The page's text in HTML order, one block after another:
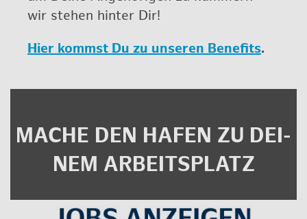
wir ste­hen hin­ter Dir!
Hier kommst Du zu un­se­ren Be­ne­fits.
MACHE DEN HAFEN ZU DEI­
NEM AR­BEITS­PLATZ